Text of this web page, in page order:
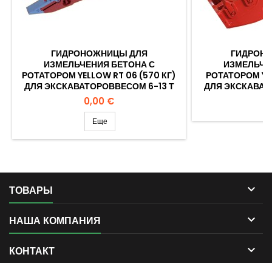
ГИДРОНОЖНИЦЫ ДЛЯ
ИЗМЕЛЬЧЕНИЯ БЕТОНА С
РОТАТОРОМ YELLOW RT 06 (570 КГ)
ДЛЯ ЭКСКАВАТОРОВВЕСОМ 6-13 Т
Цена
0,00 €
Еще
РОТАТОРОМ
ДЛЯ
ТОВАРЫ 
НАША КОМПАНИЯ 
КОНТАКТ 